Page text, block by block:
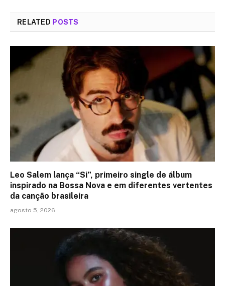
RELATED POSTS
Leo Salem lança “Si”, primeiro single de álbum
inspirado na Bossa Nova e em diferentes vertentes
da canção brasileira
agosto 5, 2026